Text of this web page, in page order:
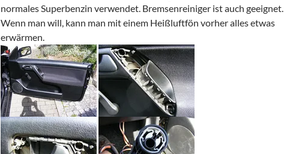
normales Superbenzin verwendet. Bremsenreiniger ist auch geeignet.
Wenn man will, kann man mit einem Heißluftfön vorher alles etwas
erwärmen.